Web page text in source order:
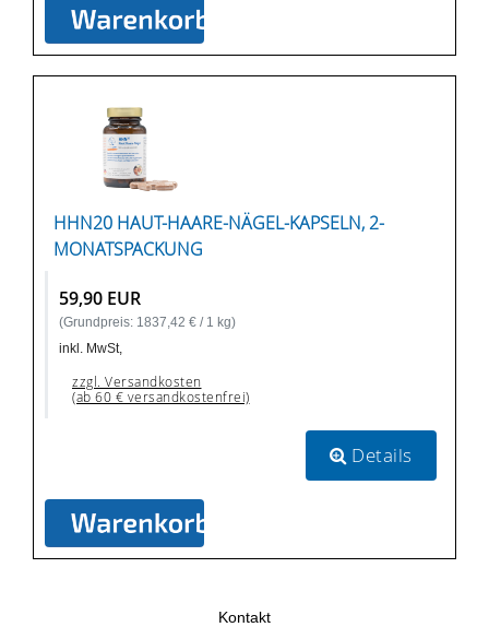
HHN20 HAUT-HAARE-NÄGEL-KAPSELN, 2-
MONATSPACKUNG
59,90 EUR
(Grundpreis: 1837,42 € / 1 kg)
inkl. MwSt,
zzgl. Versandkosten
(ab 60 € versandkostenfrei)
Details
Kontakt